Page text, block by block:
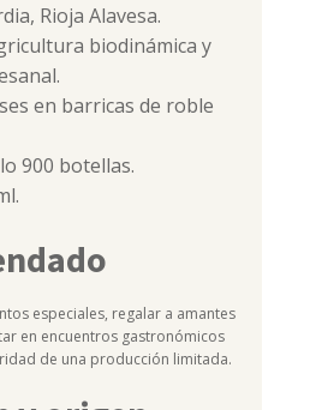
Rioja Alavesa.
biodinámica y
en barricas de roble
900 botellas.
especiales, regalar a amantes
en encuentros gastronómicos
de una producción limitada.